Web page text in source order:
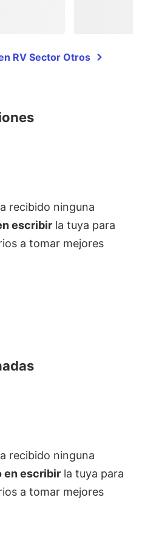
RV Sector Otros
recibido ninguna
escribir la tuya para
a tomar mejores
recibido ninguna
en escribir la tuya para
a tomar mejores